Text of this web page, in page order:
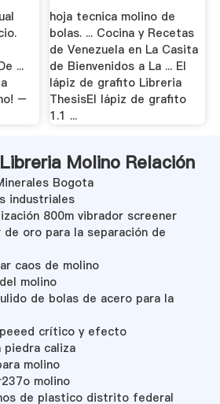
...
–
hoja tecnica molino de
bolas. ... Cocina y Recetas
de Venezuela en La Casita
de Bienvenidos a La ... El
lápiz de grafito Libreria
ThesisEl lápiz de grafito
1.1 ...
Molino Relación
Bogota
industriales
800m vibrador screener
oro para la separación de
caos de molino
molino
de bolas de acero para la
crítico y efecto
piedra caliza
molino
molino
de plastico distrito federal